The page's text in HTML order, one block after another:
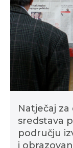
Natječaj
sredstava
području
i